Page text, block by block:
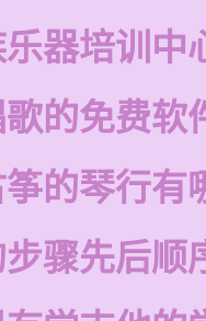
器培训中
歌的免费软
的琴行有
骤先后顺